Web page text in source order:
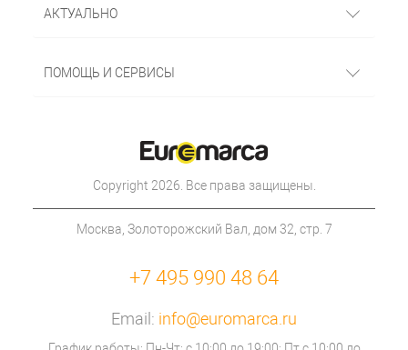
АКТУАЛЬНО
ПОМОЩЬ И СЕРВИСЫ
Copyright 2026. Все права защищены.
Москва, Золоторожский Вал, дом 32, стр. 7
+7 495 990 48 64
Email: info@euromarca.ru